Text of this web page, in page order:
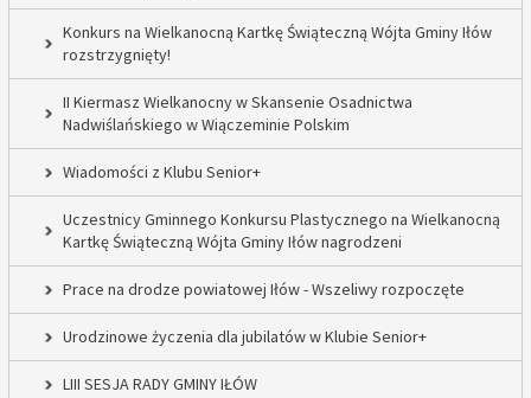
Konkurs na Wielkanocną Kartkę Świąteczną Wójta Gminy Iłów
rozstrzygnięty!
II Kiermasz Wielkanocny w Skansenie Osadnictwa
Nadwiślańskiego w Wiączeminie Polskim
Wiadomości z Klubu Senior+
Uczestnicy Gminnego Konkursu Plastycznego na Wielkanocną
Kartkę Świąteczną Wójta Gminy Iłów nagrodzeni
Prace na drodze powiatowej Iłów - Wszeliwy rozpoczęte
Urodzinowe życzenia dla jubilatów w Klubie Senior+
LIII SESJA RADY GMINY IŁÓW